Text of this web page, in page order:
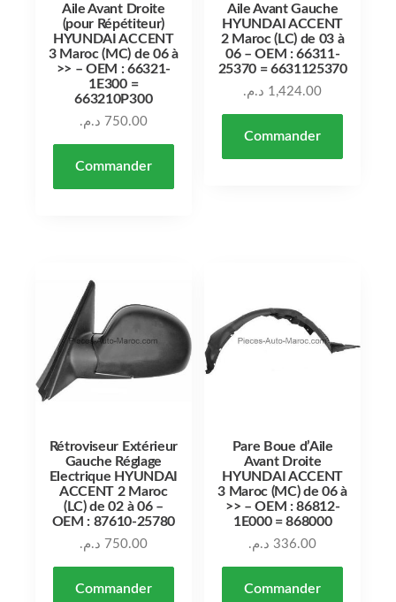
Aile Avant Droite
(pour Répétiteur)
HYUNDAI ACCENT
3 Maroc (MC) de 06 à
>> – OEM : 66321-
1E300 =
663210P300
750.00 د.م.
Commander
Aile Avant Gauche
HYUNDAI ACCENT
2 Maroc (LC) de 03 à
06 – OEM : 66311-
25370 = 6631125370
1,424.00 د.م.
Commander
Rétroviseur Extérieur
Gauche Réglage
Electrique HYUNDAI
ACCENT 2 Maroc
(LC) de 02 à 06 –
OEM : 87610-25780
750.00 د.م.
Commander
Pare Boue d’Aile
Avant Droite
HYUNDAI ACCENT
3 Maroc (MC) de 06 à
>> – OEM : 86812-
1E000 = 868000
336.00 د.م.
Commander